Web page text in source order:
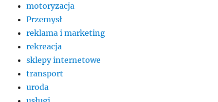
motoryzacja
Przemysł
reklama i marketing
rekreacja
sklepy internetowe
transport
uroda